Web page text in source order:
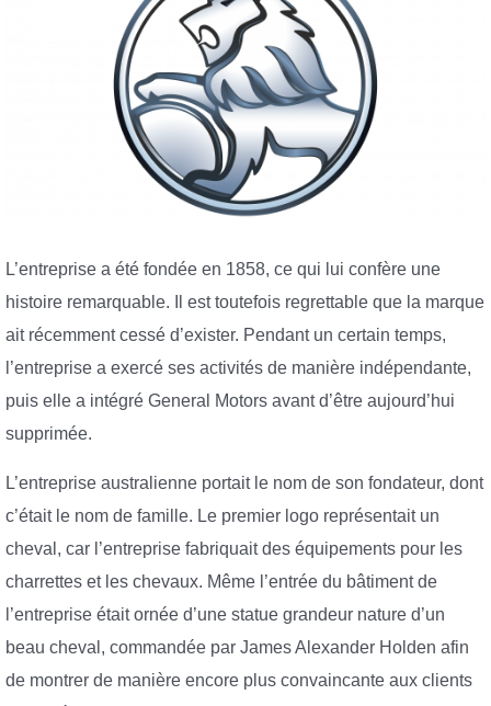
L’entreprise a été fondée en 1858, ce qui lui confère une
histoire remarquable. Il est toutefois regrettable que la marque
ait récemment cessé d’exister. Pendant un certain temps,
l’entreprise a exercé ses activités de manière indépendante,
puis elle a intégré General Motors avant d’être aujourd’hui
supprimée.
L’entreprise australienne portait le nom de son fondateur, dont
c’était le nom de famille. Le premier logo représentait un
cheval, car l’entreprise fabriquait des équipements pour les
charrettes et les chevaux. Même l’entrée du bâtiment de
l’entreprise était ornée d’une statue grandeur nature d’un
beau cheval, commandée par James Alexander Holden afin
de montrer de manière encore plus convaincante aux clients